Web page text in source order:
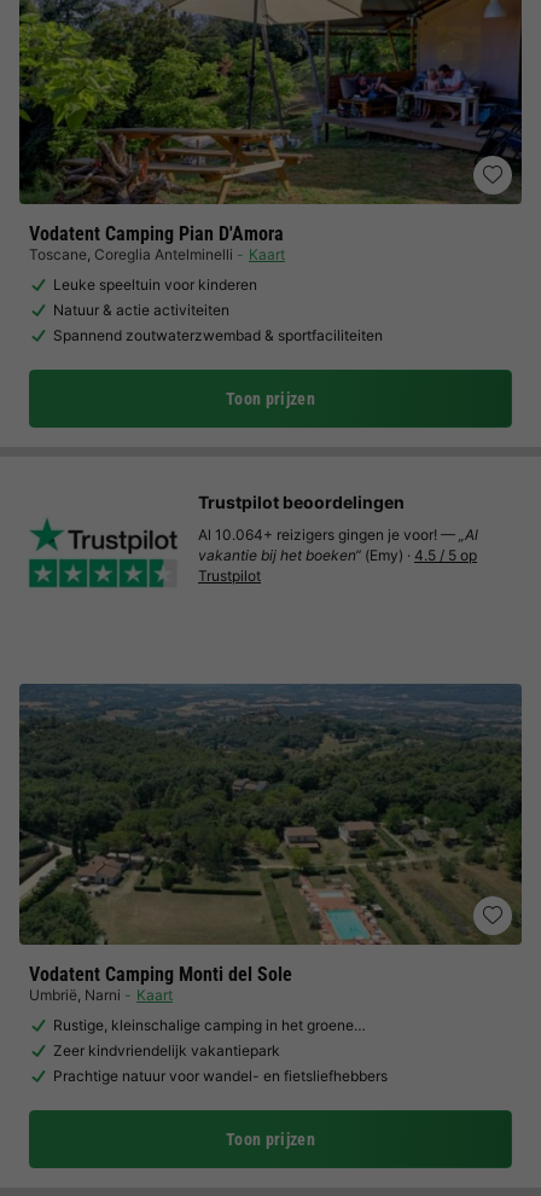
Vodatent Camping Pian D'Amora
Toscane, Coreglia Antelminelli
Kaart
Leuke speeltuin voor kinderen
Natuur & actie activiteiten
Spannend zoutwaterzwembad & sportfaciliteiten
Toon prijzen
Vodatent Camping Monti del Sole
Umbrië, Narni
Kaart
Rustige, kleinschalige camping in het groene…
Zeer kindvriendelijk vakantiepark
Prachtige natuur voor wandel- en fietsliefhebbers
Toon prijzen
Trustpilot beoordelingen
Al 10.064+ reizigers gingen je voor! — „Al
vakantie bij het boeken“ (Emy) · 4.5 / 5 op
Trustpilot